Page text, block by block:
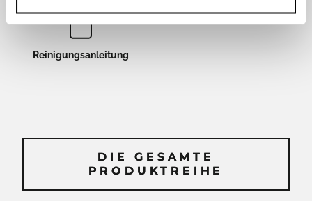
Reinigungsanleitung
DIE GESAMTE
PRODUKTREIHE
DIE GESAMTE
PRODUKTREIHE